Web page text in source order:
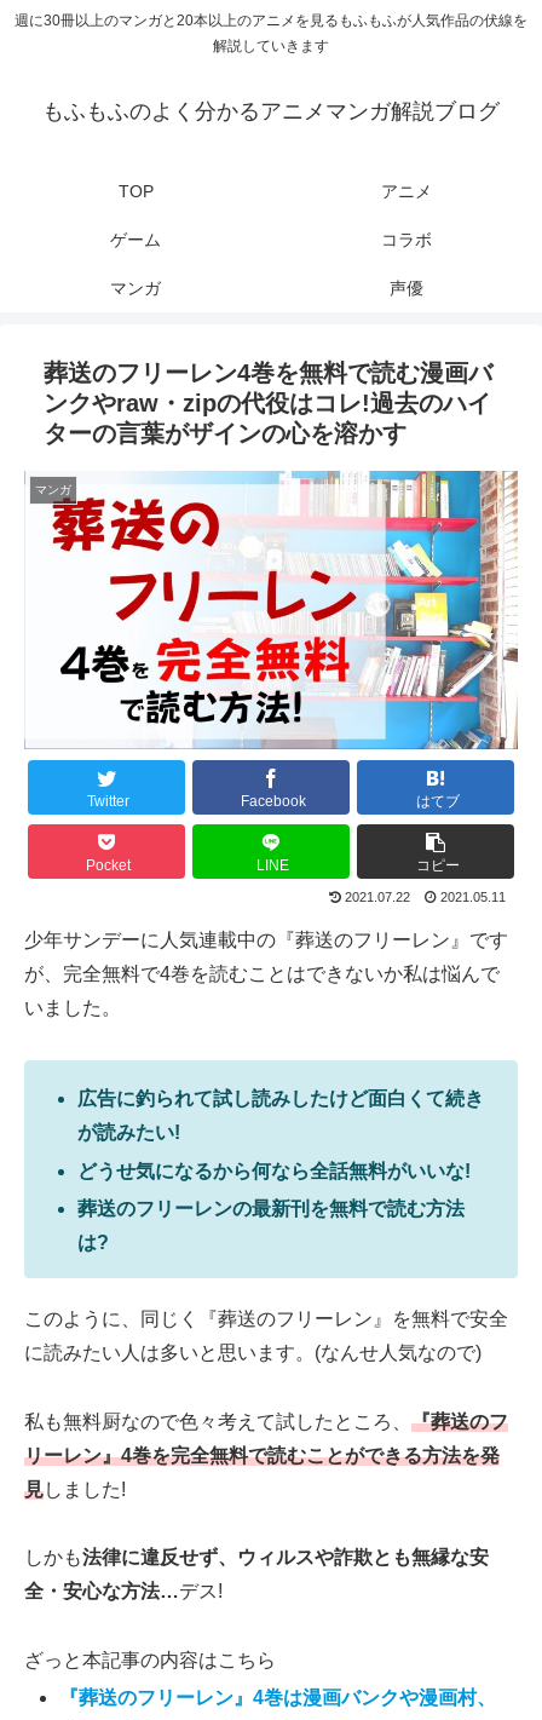
週に30冊以上のマンガと20本以上のアニメを見るもふもふが人気作品の伏線を
解説していきます
もふもふのよく分かるアニメマンガ解説ブログ
TOP アニメ
ゲーム コラボ
マンガ 声優
葬送のフリーレン4巻を無料で読む漫画バ
ンクやraw・zipの代役はコレ!過去のハイ
ターの言葉がザインの心を溶かす
マンガ
Twitter Facebook はてブ
Pocket LINE コピー
2021.07.22 2021.05.11
少年サンデーに人気連載中の『葬送のフリーレン』です
が、完全無料で4巻を読むことはできないか私は悩んで
いました。
広告に釣られて試し読みしたけど面白くて続き
が読みたい!
どうせ気になるから何なら全話無料がいいな!
葬送のフリーレンの最新刊を無料で読む方法
は?
このように、同じく『葬送のフリーレン』を無料で安全
に読みたい人は多いと思います。(なんせ人気なので)
私も無料厨なので色々考えて試したところ、 『葬送のフ
リーレン』4巻を完全無料で読むことができる方法を発
見しました!
しかも法律に違反せず、ウィルスや詐欺とも無縁な安
全・安心な方法…デス!
ざっと本記事の内容はこちら
『葬送のフリーレン』4巻は漫画バンクや漫画村、